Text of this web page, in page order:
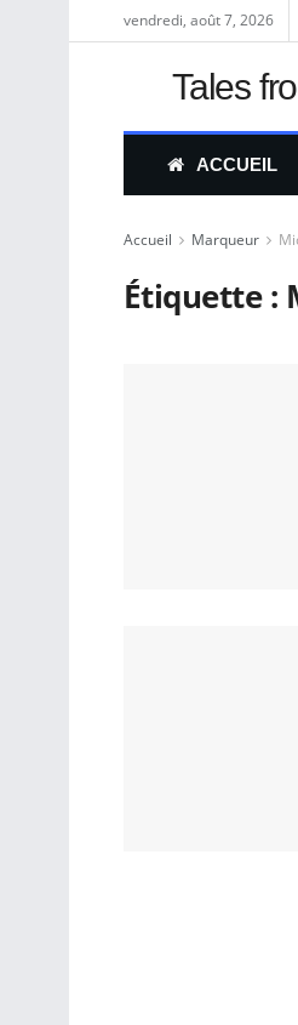
vendredi, août 7, 2026
Tales
ACCUEIL
Accueil Marqueur
Étiquette :